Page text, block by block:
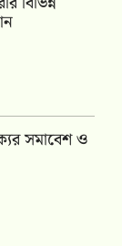
সমাবেশ ও